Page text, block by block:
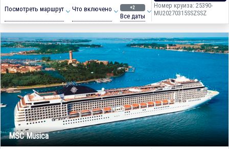
Посмотреть маршрут Что включено +2
Все даты
Номер круиза: 25390-
MU20270315SSZSSZ
MSC Musica